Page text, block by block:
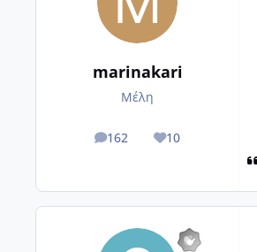
marinakari
Μέλη
162
posts 10
Reputation